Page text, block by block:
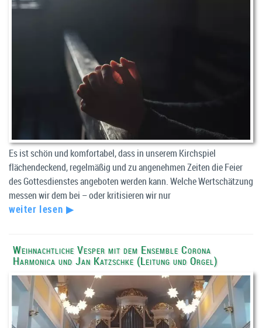
Es ist schön und komfortabel, dass in unserem Kirchspiel
flächendeckend, regelmäßig und zu angenehmen Zeiten die Feier
des Gottesdienstes angeboten werden kann. Welche Wertschätzung
messen wir dem bei – oder kritisieren wir nur
weiter lesen ▶
Weihnachtliche Vesper mit dem Ensemble Corona
Harmonica und Jan Katzschke (Leitung und Orgel)